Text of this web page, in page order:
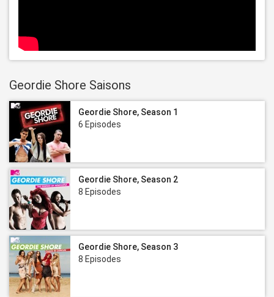
Geordie Shore Saisons
Geordie Shore, Season 1
6 Episodes
Geordie Shore, Season 2
8 Episodes
Geordie Shore, Season 3
8 Episodes